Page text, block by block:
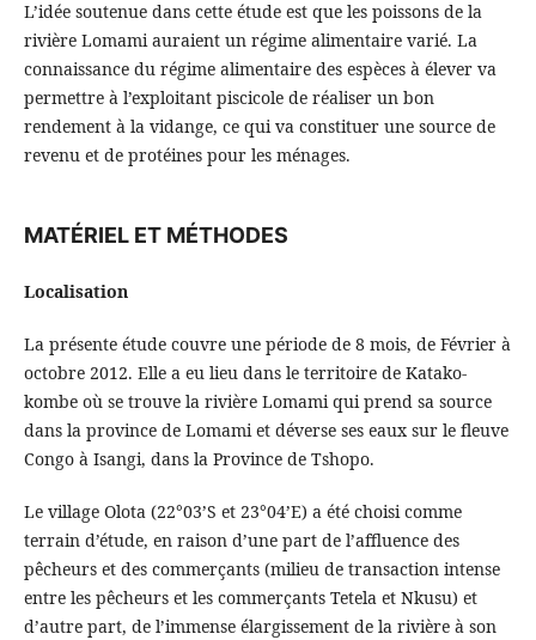
L’idée soutenue dans cette étude est que les poissons de la
rivière Lomami auraient un régime alimentaire varié. La
connaissance du régime alimentaire des espèces à élever va
permettre à l’exploitant piscicole de réaliser un bon
rendement à la vidange, ce qui va constituer une source de
revenu et de protéines pour les ménages.
MATÉRIEL ET MÉTHODES
Localisation
La présente étude couvre une période de 8 mois, de Février à
octobre 2012. Elle a eu lieu dans le territoire de Katako-
kombe où se trouve la rivière Lomami qui prend sa source
dans la province de Lomami et déverse ses eaux sur le fleuve
Congo à Isangi, dans la Province de Tshopo.
Le village Olota (22°03’S et 23°04’E) a été choisi comme
terrain d’étude, en raison d’une part de l’affluence des
pêcheurs et des commerçants (milieu de transaction intense
entre les pêcheurs et les commerçants Tetela et Nkusu) et
d’autre part, de l’immense élargissement de la rivière à son